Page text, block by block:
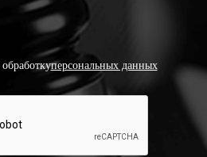
персональных данных